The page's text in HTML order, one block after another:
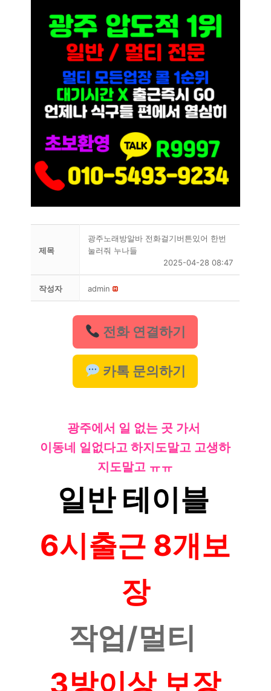
제목
광주노래방알바 전화걸기버튼있어 한번
눌러줘 누나들
2025-04-28 08:47
작성자 admin
전화 연결하기
카톡 문의하기
광주에서 일 없는 곳 가서
이동네 일없다고 하지도말고 고생하
지도말고 ㅠㅠ
일반 테이블
6시출근 8개보
장
작업/멀티
3방이상 보장